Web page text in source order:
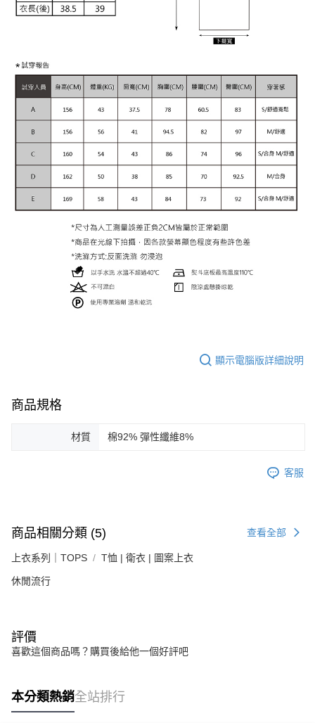
顯示電腦版詳細說明
商品規格
材質 棉92% 彈性纖維8%
客服
商品相關分類 (5) 查看全部
上衣系列｜TOPS T恤 | 衛衣 | 圖案上衣
休閒流行
評價
喜歡這個商品嗎？購買後給他一個好評吧
本分類熱銷全站排行